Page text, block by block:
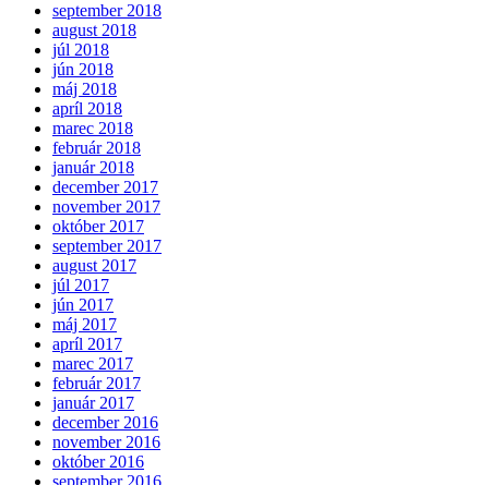
september 2018
august 2018
júl 2018
jún 2018
máj 2018
apríl 2018
marec 2018
február 2018
január 2018
december 2017
november 2017
október 2017
september 2017
august 2017
júl 2017
jún 2017
máj 2017
apríl 2017
marec 2017
február 2017
január 2017
december 2016
november 2016
október 2016
september 2016